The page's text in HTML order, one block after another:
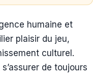
humaine et
plaisir du jeu,
culturel.
de toujours